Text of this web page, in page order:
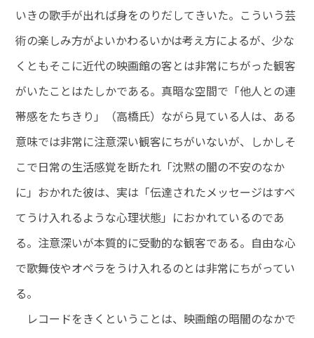
いきの歌手が出れば身をのりだしてきいた。こういう芸
術の楽しみ方がよいかわるいかは考え方によるが、少な
くともそこに近代の映画館の客とは非常にちがった観客
がいたことはたしかである。真暗な空間で「他人との連
帯感をたちきり」（高橋氏）ながら見ている人は、ある
意味では非常に注意深い観客にちがいないが、しかしそ
こで日常の生活感覚を断たれ「沈黙の闇の不安のなか
に」おかれた彼は、実は「伝達されたメッセージはすべ
てうけ入れるような心理状態」におかれているのであ
る。注意深いが本質的に受動的な観客である。自由な心
で歌舞伎やオペラをうけ入れるのとは非常にちがってい
る。
レコードをきくということは、映画館の暗闇のなかで